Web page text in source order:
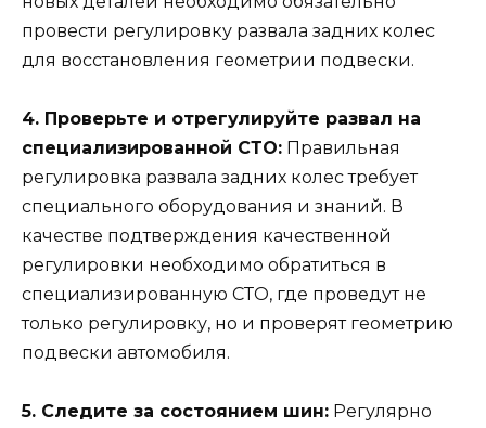
провести регулировку развала задних колес
для восстановления геометрии подвески.
4. Проверьте и отрегулируйте развал на
специализированной СТО: Правильная
регулировка развала задних колес требует
специального оборудования и знаний. В
качестве подтверждения качественной
регулировки необходимо обратиться в
специализированную СТО, где проведут не
только регулировку, но и проверят геометрию
подвески автомобиля.
5. Следите за состоянием шин: Регулярно